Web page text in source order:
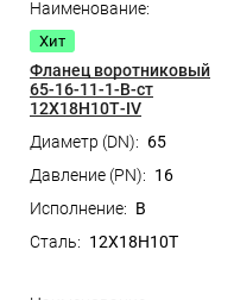
Хит
Фланец воротниковый
65-16-11-1-B-ст
12Х18Н10Т-IV
65
16
B
12Х18Н10Т